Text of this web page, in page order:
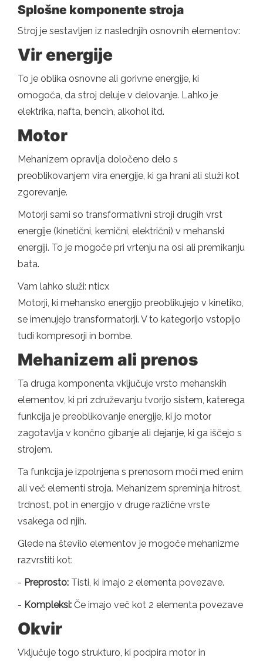
Splošne komponente stroja
Stroj je sestavljen iz naslednjih osnovnih elementov:
Vir energije
To je oblika osnovne ali gorivne energije, ki
omogoča, da stroj deluje v delovanje. Lahko je
elektrika, nafta, bencin, alkohol itd.
Motor
Mehanizem opravlja določeno delo s
preoblikovanjem vira energije, ki ga hrani ali služi kot
zgorevanje.
Motorji sami so transformativni stroji drugih vrst
energije (kinetični, kemični, električni) v mehanski
energiji. To je mogoče pri vrtenju na osi ali premikanju
bata.
Vam lahko služi: nticx
Motorji, ki mehansko energijo preoblikujejo v kinetiko,
se imenujejo transformatorji. V to kategorijo vstopijo
tudi kompresorji in bombe.
Mehanizem ali prenos
Ta druga komponenta vključuje vrsto mehanskih
elementov, ki pri združevanju tvorijo sistem, katerega
funkcija je preoblikovanje energije, ki jo motor
zagotavlja v končno gibanje ali dejanje, ki ga iščejo s
strojem.
Ta funkcija je izpolnjena s prenosom moči med enim
ali več elementi stroja. Mehanizem spreminja hitrost,
trdnost, pot in energijo v druge različne vrste
vsakega od njih.
Glede na število elementov je mogoče mehanizme
razvrstiti kot:
- Preprosto: Tisti, ki imajo 2 elementa povezave.
- Kompleksi: Če imajo več kot 2 elementa povezave
Okvir
Vključuje togo strukturo, ki podpira motor in